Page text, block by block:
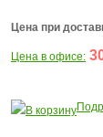
Цена при
Цена в офисе:
В корзину